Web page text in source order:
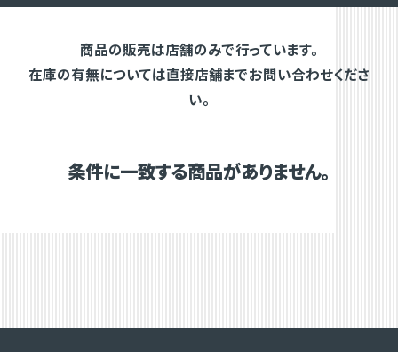
商品の販売は店舗のみで行っています。
在庫の有無については直接店舗までお問い合わせくださ
い。
条件に一致する商品がありません。